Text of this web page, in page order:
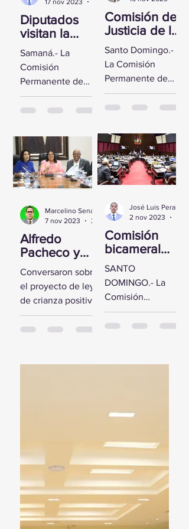
Diputados
visitan la
Fortaleza de
Santa
Bárbara de
Samaná
Samaná.- La
Comisión
Permanente de
Derechos
Humanos de la
Diputados visitó la
Fortaleza de Santa
Bárbara de
Samaná, a fin de...
Comisión de
Justicia de la
CD se reúne
con Yeni
Berenice
Reynoso
Santo Domingo.-
La Comisión
Permanente de
Justicia de la
Cámara de
un encuentro con
la Directora de
Persecución del...
Alfredo
Pacheco y
comisión de
diputados
reciben a la
Primera
Dama
Conversaron sobre
el proyecto de ley
de crianza positiva
SANTO
DOMINGO.- El
Marcelino Sena
7 nov 2023
Comisión
bicameral
inicia hoy el
estudio del
Presupuesto
General del
Estado 2024
SANTO
DOMINGO.- La
Comisión
Bicameral Especial
iniciará hoy los
proyecto de ley
José Luis Peralta
2 nov 2023